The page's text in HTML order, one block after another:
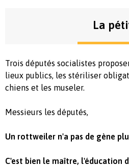
La
Trois députés socialistes
lieux publics, les stériliser
chiens et les museler.
Messieurs les députés,
Un rottweiler n'a pas de gène
C'est bien le maître, l'éducation